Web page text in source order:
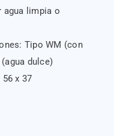
agua limpia o
Tipo WM (con
dulce)
56 x 37